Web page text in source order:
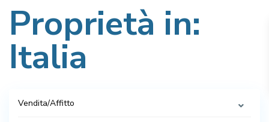
Proprietà in:
Italia
Vendita/Affitto